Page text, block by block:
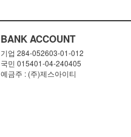
BANK ACCOUNT
기업 284-052603-01-012
국민 015401-04-240405
예금주 : (주)제스아이티